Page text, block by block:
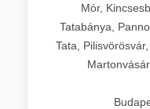
Mór,
Tatabánya,
Tata,